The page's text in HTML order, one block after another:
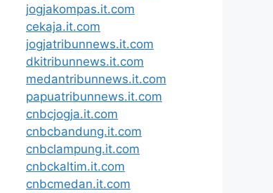
jogjakompas.it.com
cekaja.it.com
jogjatribunnews.it.com
dkitribunnews.it.com
medantribunnews.it.com
papuatribunnews.it.com
cnbcjogja.it.com
cnbcbandung.it.com
cnbclampung.it.com
cnbckaltim.it.com
cnbcmedan.it.com